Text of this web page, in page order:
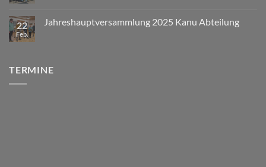
22
Feb.
Jahreshauptversammlung 2025 Kanu Abteilung
TERMINE